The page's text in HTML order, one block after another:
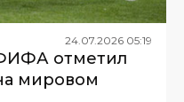
24.07.2026 05:19
отметил
мировом